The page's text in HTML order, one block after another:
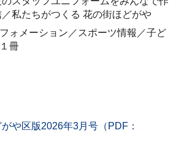
私たちがつくる 花の街ほどがや
ォメーション／スポーツ情報／子ど
冊
や区版2026年3月号（PDF：